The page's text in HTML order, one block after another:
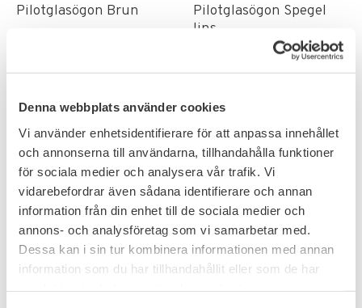
Denna webbplats använder cookies
Vi använder enhetsidentifierare för att anpassa innehållet
och annonserna till användarna, tillhandahålla funktioner
för sociala medier och analysera vår trafik. Vi
vidarebefordrar även sådana identifierare och annan
information från din enhet till de sociala medier och
annons- och analysföretag som vi samarbetar med.
Dessa kan i sin tur kombinera informationen med annan
information som du har tillhandahållit eller som de har
Pilotglasögon Brun
149
Pilotglasögon Spegel
lins
Klassiska solglasögon med
spegel lins & bågar i mässing.
149